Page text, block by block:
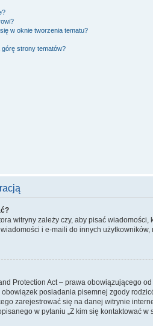
w oknie tworzenia tematu?
strony tematów?
witryny zależy czy, aby pisać
wiadomości i e-maili do innych
Protection Act – prawa obowiązującego
posiadania pisemnej zgody
zarejestrować się na danej witrynie
w pytaniu „Z kim się kontaktować